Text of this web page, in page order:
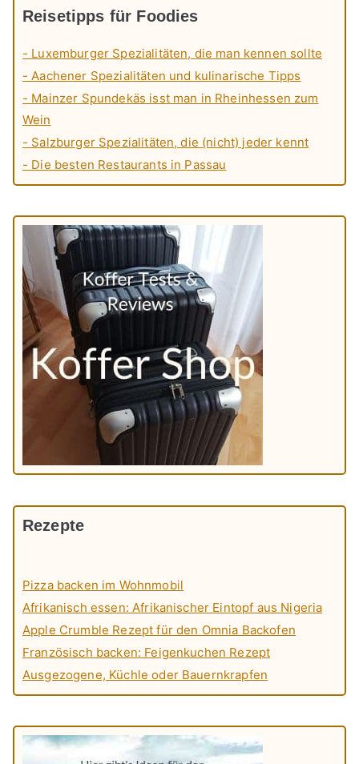
Reisetipps für Foodies
- Luxemburger Spezialitäten, die man kennen sollte
- Aachener Spezialitäten und kulinarische Tipps
- Mainzer Spundekäs isst man in Rheinhessen zum
Wein
- Salzburger Spezialitäten, die (nicht) jeder kennt
- Die besten Restaurants in Passau
Rezepte
Pizza backen im Wohnmobil
Afrikanisch essen: Afrikanischer Eintopf aus Nigeria
Apple Crumble Rezept für den Omnia Backofen
Französisch backen: Feigenkuchen Rezept
Ausgezogene, Küchle oder Bauernkrapfen